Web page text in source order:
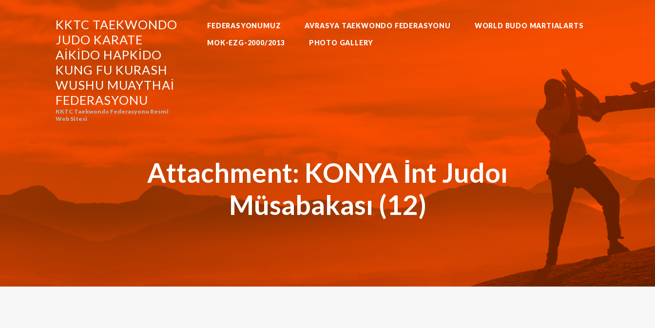
KKTC TAEKWONDO
JUDO KARATE
AIKIDO HAPKIDO
KUNG FU KURASH
WUSHU MUAYTHAI
FEDERASYONU
KKTC Taekwondo Federasyonu Resmi
Web Sitesi
FEDERASYONUMUZ AVRASYA TAEKWONDO FEDERASYONU WORLD BUDO MARTIALARTS
MOK-EZG-2000/2013 PHOTO GALLERY
Attachment: KONYA İnt Judoı
Müsabakası (12)
KKTC TAEKWONDO JUDO KARATE AIKIDO HAPKIDO KUNG FU KURASH WUSHU MUAYTHAI
MOK-EZG-2000/2013